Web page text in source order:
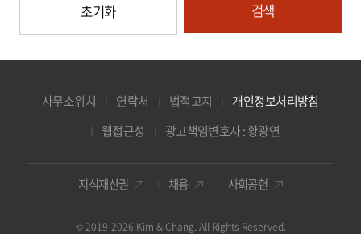
초기화 검색
사무소위치 연락처 법적고지
개인정보처리방침
웹접근성
광고책임변호사 : 황광연
지식재산권 채용 사회공헌
© 2019-2026 Kim & Chang. All Rights Reserved.